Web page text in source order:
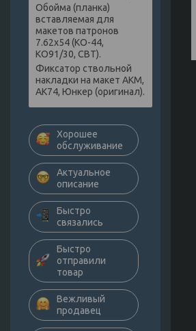
Обойма (планка)
вставляемая для
макетов патронов
7.62х54 (КО-44,
КО91/30, СВТ).
Фиксатор ствольной
накладки на макет АКМ,
АК74, Юнкер (оригинал).
Хорошее
обслуживание
Актуальное
описание
Быстро
связались
Быстро
отправили
товар
Вежливый
продавец